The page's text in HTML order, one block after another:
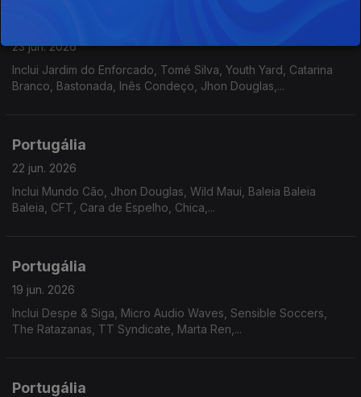
23 jun. 2026
Inclui Jardim do Enforcado, Tomé Silva, Youth Yard, Catarina
Branco, Bastonada, Inês Condeço, Jhon Douglas,...
Portugália
22 jun. 2026
Inclui Mundo Cão, Jhon Douglas, Wild Maui, Baleia Baleia
Baleia, CFT, Cara de Espelho, Chica,...
Portugália
19 jun. 2026
Inclui Despe & Siga, Micro Audio Waves, Sensible Soccers,
The Ratazanas, TT Syndicate, Marta Ren,...
Portugália